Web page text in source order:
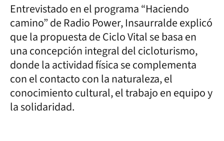
Entrevistado en el programa “Haciendo
camino” de Radio Power, Insaurralde explicó
que la propuesta de Ciclo Vital se basa en
una concepción integral del cicloturismo,
donde la actividad física se complementa
con el contacto con la naturaleza, el
conocimiento cultural, el trabajo en equipo y
la solidaridad.